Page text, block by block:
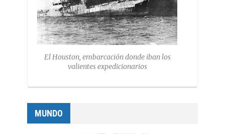
El Houston, embarcación donde iban los
valientes expedicionarios
MUNDO